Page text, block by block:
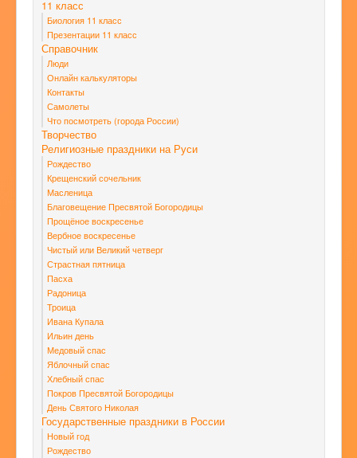
11 класс
Биология 11 класс
Презентации 11 класс
Справочник
Люди
Онлайн калькуляторы
Контакты
Самолеты
Что посмотреть (города России)
Творчество
Религиозные праздники на Руси
Рождество
Крещенский сочельник
Масленица
Благовещение Пресвятой Богородицы
Прощёное воскресенье
Вербное воскресенье
Чистый или Великий четверг
Страстная пятница
Пасха
Радоница
Троица
Ивана Купала
Ильин день
Медовый спас
Яблочный спас
Хлебный спас
Покров Пресвятой Богородицы
День Святого Николая
Государственные праздники в России
Новый год
Рождество